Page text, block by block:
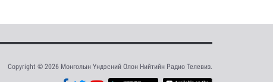
Copyright © 2026 Монголын Үндэсний Олон Нийтийн Радио Телевиз.